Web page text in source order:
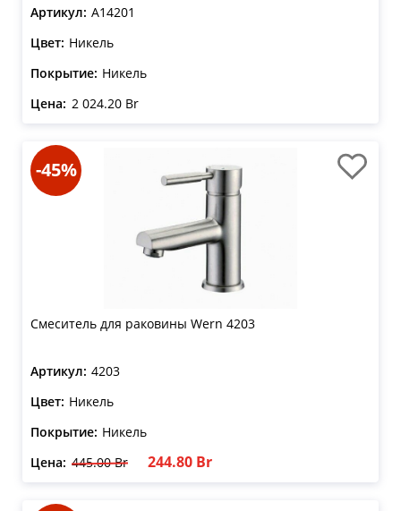
Артикул: A14201
Цвет: Никель
Покрытие: Никель
Цена: 2 024.20 Br
-45%
Смеситель для раковины Wern 4203
Артикул: 4203
Цвет: Никель
Покрытие: Никель
Цена: 445.00 Br 244.80 Br